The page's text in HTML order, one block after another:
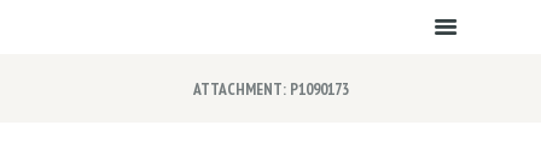
ATTACHMENT: P1090173